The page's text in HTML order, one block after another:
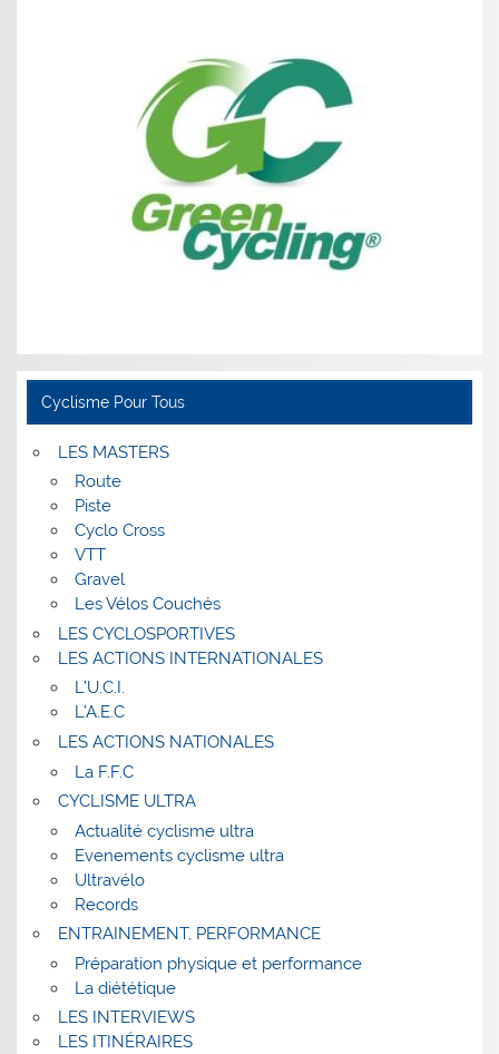
Cyclisme Pour Tous
LES MASTERS
Route
Piste
Cyclo Cross
VTT
Gravel
Les Vélos Couchés
LES CYCLOSPORTIVES
LES ACTIONS INTERNATIONALES
L’U.C.I.
L’A.E.C
LES ACTIONS NATIONALES
La F.F.C
CYCLISME ULTRA
Actualité cyclisme ultra
Evenements cyclisme ultra
Ultravélo
Records
ENTRAINEMENT, PERFORMANCE
Préparation physique et performance
La diététique
LES INTERVIEWS
LES ITINÉRAIRES